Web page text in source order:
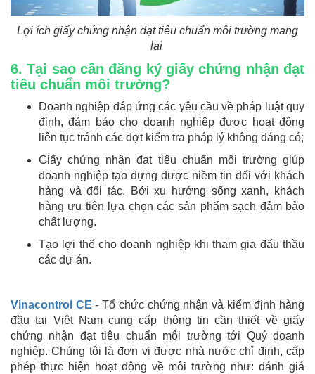
Lợi ích giấy chứng nhận đạt tiêu chuẩn môi trường mang
lại
6. Tại sao cầnđăng ký giấy chứng nhận đạt
tiêu chuẩn môi trường?
Doanh nghiệp đáp ứng các yêu cầu về pháp luật quy
định, đảm bảo cho doanh nghiệp được hoạt động
liên tục tránh các đợt kiểm tra pháp lý không đáng có;
Giấy chứng nhận đạt tiêu chuẩn môi trường giúp
doanh nghiệp tạo dựng được niềm tin đối với khách
hàng và đối tác. Bởi xu hướng sống xanh, khách
hàng ưu tiên lựa chọn các sản phẩm sạch đảm bảo
chất lượng.
Tạo lợi thế cho doanh nghiệp khi tham gia đấu thầu
các dự án.
Vinacontrol CE - Tổ chức chứng nhận và kiểm định hàng
đầu tại Việt Nam cung cấp thông tin cần thiết về giấy
chứng nhận đạt tiêu chuẩn môi trường tới Quý doanh
nghiệp. Chúng tôi là đơn vị được nhà nước chỉ định, cấp
phép thực hiện hoạt động về môi trường như: đánh giá